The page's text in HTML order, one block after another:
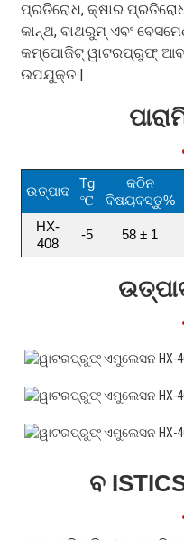
ପ୍ରତିରୋଧ, କ୍ଷାର ପ୍ରତିରୋଧ
କାନ୍ଥ, ବାଥରୁମ୍ ଏବଂ
କମ୍ପୋଜିଟ୍ ୱାଟରପ୍ରୁଫ୍
ଉପଯୁକ୍ତ |
ଉତ୍ପାଦ
Tg
℃
କଠିନ
ବିଷୟବସ୍ତୁ%
HX-
408
-5 58 ± 1
ବ